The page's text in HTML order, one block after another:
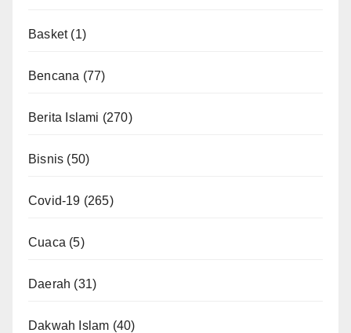
Basket(1)
Bencana (77)
Berita Islami (270)
Bisnis (50)
Covid-19 (265)
Cuaca (5)
Daerah (31)
Dakwah Islam (40)